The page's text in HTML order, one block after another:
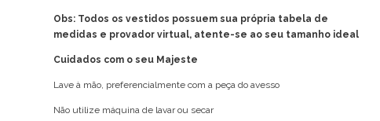
Obs: Todos os vestidos possuem sua própria tabela de
medidas e provador virtual, atente-se ao seu tamanho ideal
Cuidados com o seu Majeste
Lave à mão, preferencialmente com a peça do avesso
Não utilize máquina de lavar ou secar